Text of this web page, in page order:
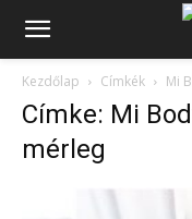
Kezdőlap Címkék Mi
Címke: Mi
mérleg